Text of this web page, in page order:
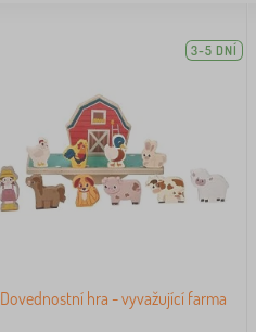
3-5 DNÍ
Dovednostní hra - vyvažující farma